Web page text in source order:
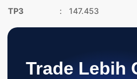
TP3
: 147.453
Trade Lebih